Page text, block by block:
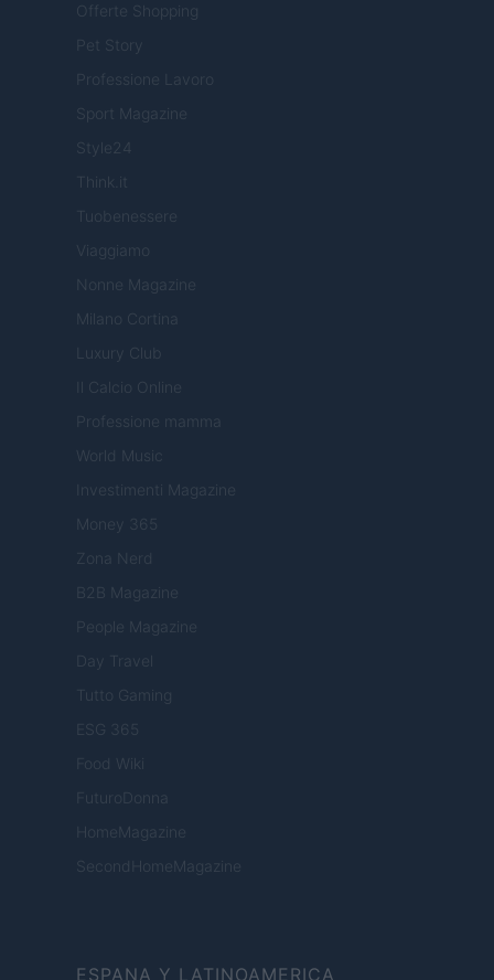
Offerte Shopping
Pet Story
Professione Lavoro
Sport Magazine
Style24
Think.it
Tuobenessere
Viaggiamo
Nonne Magazine
Milano Cortina
Luxury Club
Il Calcio Online
Professione mamma
World Music
Investimenti Magazine
Money 365
Zona Nerd
B2B Magazine
People Magazine
Day Travel
Tutto Gaming
ESG 365
Food Wiki
FuturoDonna
HomeMagazine
SecondHomeMagazine
ESPANA Y LATINOAMERICA